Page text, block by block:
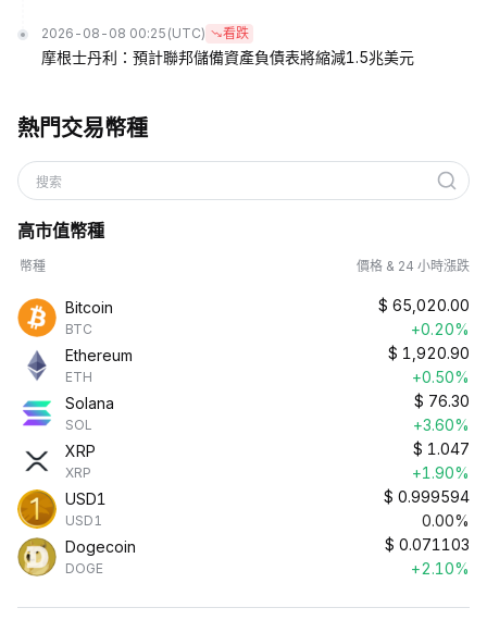
2026-08-08 00:25 (UTC) 看跌
摩根士丹利：預計聯邦儲備資產負債表將縮減1.5兆美元
熱門交易幣種
搜索
高市值幣種
幣種 價格 & 24 小時漲跌
Bitcoin
BTC
$ 65,020.00
+0.20%
Ethereum
ETH
$ 1,920.90
+0.50%
Solana
SOL
$ 76.30
+3.60%
XRP
XRP
$ 1.047
+1.90%
USD1
USD1
$ 0.999594
0.00%
Dogecoin
DOGE
$ 0.071103
+2.10%